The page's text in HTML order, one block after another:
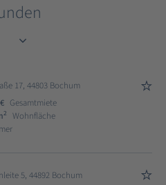
17, 44803 Bochum
Gesamtmiete
2
Wohnfläche
5, 44892 Bochum